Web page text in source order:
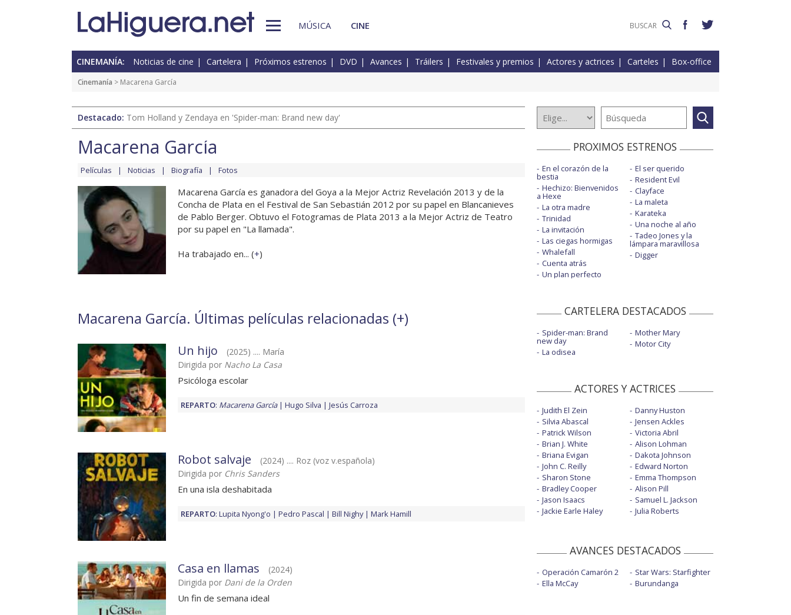
MÚSICA CINE
CINEMANÍA: Noticias de cine Cartelera Próximos estrenos DVD Avances Tráilers Festivales y premios Actores y actrices Carteles Box-office
Cinemanía > Macarena García
Destacado: Tom Holland y Zendaya en 'Spider-man: Brand new day'
Macarena García
Películas Noticias Biografía Fotos
Macarena García es ganadora del Goya a la Mejor Actriz Revelación 2013 y de la
Concha de Plata en el Festival de San Sebastián 2012 por su papel en Blancanieves
de Pablo Berger. Obtuvo el Fotogramas de Plata 2013 a la Mejor Actriz de Teatro
por su papel en "La llamada".
Ha trabajado en... (+)
Macarena García. Últimas películas relacionadas (+)
Un hijo
(2025) .... María
Dirigida por Nacho La Casa
Psicóloga escolar
REPARTO: Macarena García Hugo Silva Jesús Carroza
Robot salvaje
(2024) .... Roz (voz v.española)
Dirigida por Chris Sanders
En una isla deshabitada
REPARTO: Lupita Nyong'o Pedro Pascal Bill Nighy Mark Hamill
Casa en llamas
(2024)
Dirigida por Dani de la Orden
Un fin de semana ideal
PROXIMOS ESTRENOS
En el corazón de la
bestia
Hechizo: Bienvenidos
a Hexe
La otra madre
Trinidad
La invitación
Las ciegas hormigas
Whalefall
Cuenta atrás
Un plan perfecto
El ser querido
Resident Evil
Clayface
La maleta
Karateka
Una noche al año
Tadeo Jones y la
lámpara maravillosa
Digger
CARTELERA DESTACADOS
Spider-man: Brand
new day
La odisea
Mother Mary
Motor City
ACTORES Y ACTRICES
Judith El Zein
Silvia Abascal
Patrick Wilson
Brian J. White
Briana Evigan
John C. Reilly
Sharon Stone
Bradley Cooper
Jason Isaacs
Jackie Earle Haley
Danny Huston
Jensen Ackles
Victoria Abril
Alison Lohman
Dakota Johnson
Edward Norton
Emma Thompson
Alison Pill
Samuel L. Jackson
Julia Roberts
AVANCES DESTACADOS
Operación Camarón 2
Ella McCay
Star Wars: Starfighter
Burundanga